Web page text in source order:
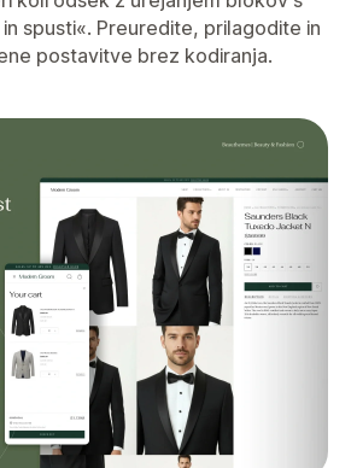
spusti«. Preuredite, prilagodite in
postavitve brez kodiranja.